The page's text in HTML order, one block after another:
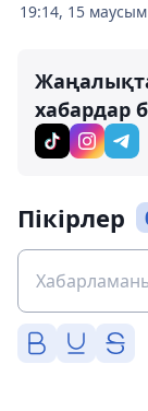
19:14, 15
хабардар
Пікірлер